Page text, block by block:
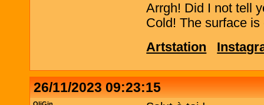
Arrgh! Did I not tell
Cold! The surface
Artstation
26/11/2023 09:23:15
OliGin